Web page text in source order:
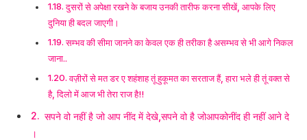
दुसरों से अपेक्षा रखने के बजाय उनकी तारीफ करना सीखें, आपके लिए
दुनिया ही बदल जाएगी।
सम्भव की सीमा जानने का केवल एक ही तरीका है असम्भव से भी आगे निकल
जाना..
वज़ीरों से मत डर ए शहंशाह तूं हुकूमत का सरताज हैं, हारा भले ही तूं वक्त से
है, दिलो में आज भी तेरा राज है!!
सपने वो नहीं है जो आप नींद में देखे,सपने वो है जोआपकोनींद ही नहीं आने दे
।